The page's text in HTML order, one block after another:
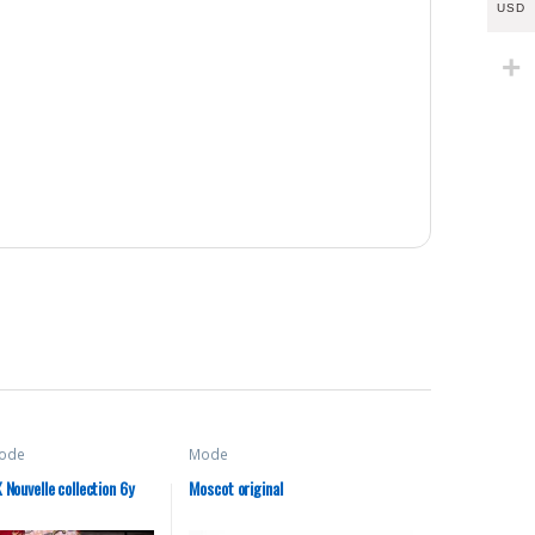
Nouvelle collection 6y
Mode
Moscot original
USD